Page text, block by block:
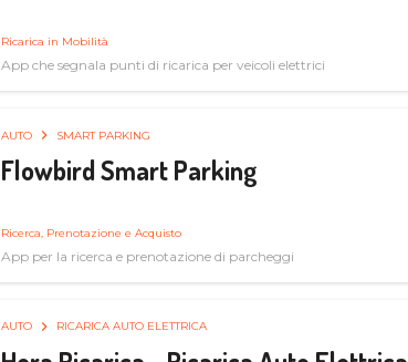
Ricarica in Mobilità
App che segnala punti di ricarica per veicoli elettrici
AUTO SMART PARKING
Flowbird Smart Parking
Ricerca, Prenotazione e Acquisto
App per la ricerca e prenotazione di parcheggi
AUTO RICARICA AUTO ELETTRICA